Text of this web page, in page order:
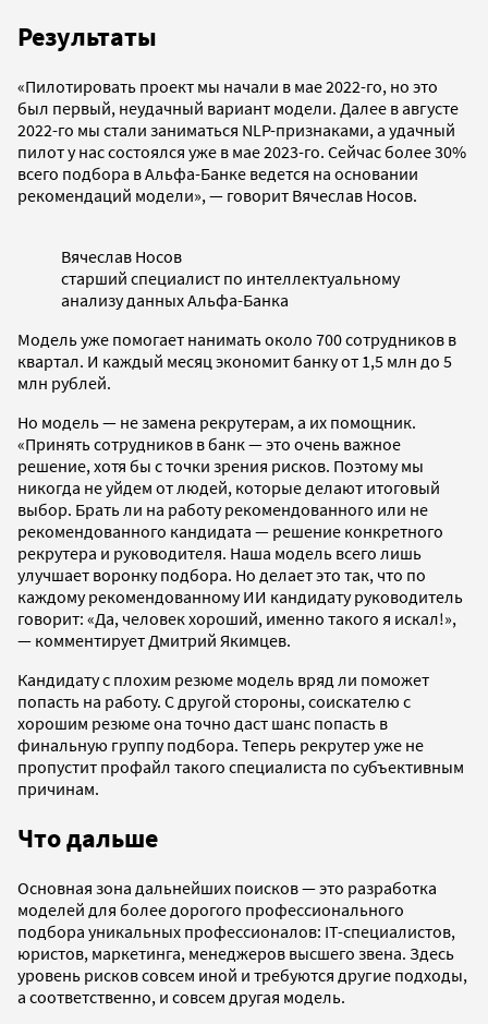
Результаты
«Пилотировать проект мы начали в мае 2022-го, но это
был первый, неудачный вариант модели. Далее в августе
2022-го мы стали заниматься NLP-признаками, а удачный
пилот у нас состоялся уже в мае 2023-го. Сейчас более 30%
всего подбора в Альфа-Банке ведется на основании
рекомендаций модели», — говорит Вячеслав Носов.
Вячеслав Носов
старший специалист по интеллектуальному
анализу данных Альфа-Банка
Модель уже помогает нанимать около 700 сотрудников в
квартал. И каждый месяц экономит банку от 1,5 млн до 5
млн рублей.
Но модель — не замена рекрутерам, а их помощник.
«Принять сотрудников в банк — это очень важное
решение, хотя бы с точки зрения рисков. Поэтому мы
никогда не уйдем от людей, которые делают итоговый
выбор. Брать ли на работу рекомендованного или не
рекомендованного кандидата — решение конкретного
рекрутера и руководителя. Наша модель всего лишь
улучшает воронку подбора. Но делает это так, что по
каждому рекомендованному ИИ кандидату руководитель
говорит: «Да, человек хороший, именно такого я искал!»,
— комментирует Дмитрий Якимцев.
Кандидату с плохим резюме модель вряд ли поможет
попасть на работу. С другой стороны, соискателю с
хорошим резюме она точно даст шанс попасть в
финальную группу подбора. Теперь рекрутер уже не
пропустит профайл такого специалиста по субъективным
причинам.
Что дальше
Основная зона дальнейших поисков — это разработка
моделей для более дорогого профессионального
подбора уникальных профессионалов: IT-специалистов,
юристов, маркетинга, менеджеров высшего звена. Здесь
уровень рисков совсем иной и требуются другие подходы,
а соответственно, и совсем другая модель.